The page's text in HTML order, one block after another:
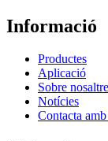
Informació
Productes
Aplicació
Sobre
Notícies
Contacta